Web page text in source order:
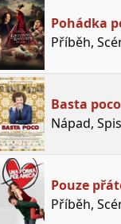
Pohádka
Příběh,
Basta poco
Nápad,
Pouze
Příběh,